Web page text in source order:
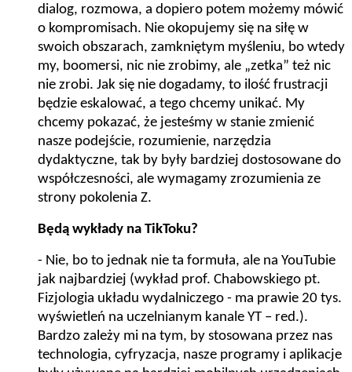
dialog, rozmowa, a dopiero potem możemy mówić
o kompromisach. Nie okopujemy się na siłę w
swoich obszarach, zamkniętym myśleniu, bo wtedy
my, boomersi, nic nie zrobimy, ale „zetka” też nic
nie zrobi. Jak się nie dogadamy, to ilość frustracji
będzie eskalować, a tego chcemy unikać. My
chcemy pokazać, że jesteśmy w stanie zmienić
nasze podejście, rozumienie, narzędzia
dydaktyczne, tak by były bardziej dostosowane do
współczesności, ale wymagamy zrozumienia ze
strony pokolenia Z.
Będą wykłady na TikToku?
- Nie, bo to jednak nie ta formuła, ale na YouTubie
jak najbardziej (wykład prof. Chabowskiego pt.
Fizjologia układu wydalniczego - ma prawie 20 tys.
wyświetleń na uczelnianym kanale YT – red.).
Bardzo zależy mi na tym, by stosowana przez nas
technologia, cyfryzacja, nasze programy i aplikacje